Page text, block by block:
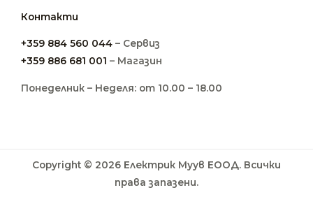
Контакти
+359 884 560 044 – Сервиз
+359 886 681 001 – Магазин
Понеделник – Неделя: от 10.00 – 18.00
Copyright © 2026 Електрик Муув ЕООД. Всички
права запазени.